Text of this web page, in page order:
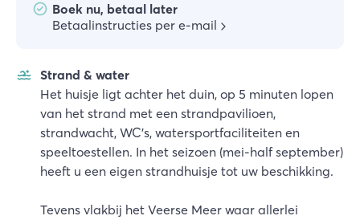
Boek nu, betaal later
Betaalinstructies per e-mail
Strand & water
Het huisje ligt achter het duin, op 5 minuten lopen
van het strand met een strandpavilioen,
strandwacht, WC's, watersportfaciliteiten en
speeltoestellen. In het seizoen (mei-half september)
heeft u een eigen strandhuisje tot uw beschikking.
Tevens vlakbij het Veerse Meer waar allerlei